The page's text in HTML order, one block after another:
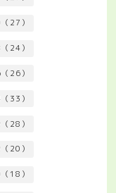
27）
24）
26）
33）
28）
20）
18）